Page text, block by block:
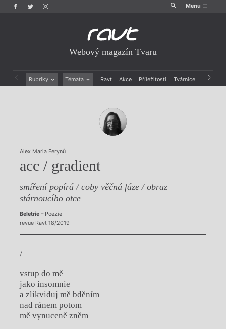
Menu
Webový magazín Tvaru
Rubriky Témata Ravt Akce Příležitosti Tvárnice Archiv
Alex Maria Ferynů
acc / gradient
smíření popírá / coby věčná fáze / obraz
stárnoucího otce
Beletrie– Poezie
revue Ravt 18/2019
/
vstup do mě
jako insomnie
a zlikviduj mě bděním
nad ránem potom
mě vynuceně zněm